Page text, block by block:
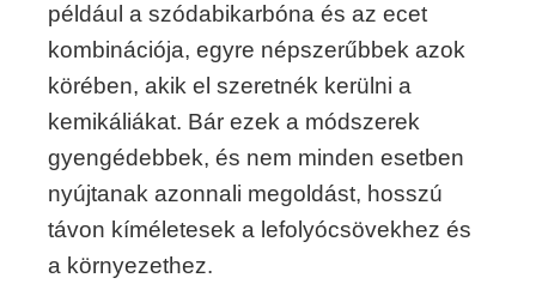
például a szódabikarbóna és az ecet
kombinációja, egyre népszerűbbek azok
körében, akik el szeretnék kerülni a
kemikáliákat. Bár ezek a módszerek
gyengédebbek, és nem minden esetben
nyújtanak azonnali megoldást, hosszú
távon kíméletesek a lefolyócsövekhez és
a környezethez.